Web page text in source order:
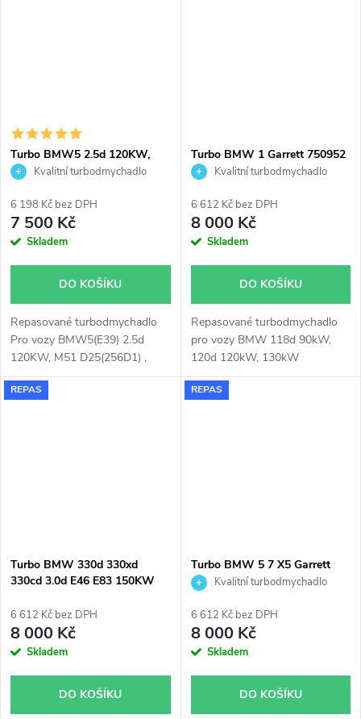
Turbo BMW5 2.5d 120KW,
Opel Omega 2.5DTI 110KW
Kvalitní turbodmychadlo
6 198 Kč bez DPH
7 500 Kč
Skladem
DO KOŠÍKU
Repasované turbodmychadlo
Pro vozy BMW5(E39) 2.5d
120KW, M51 D25(256D1) ,
Opel Omega 2.5DTI 120KW, Y
25 DT
Turbo BMW 1 Garrett 750952
Kvalitní turbodmychadlo
6 612 Kč bez DPH
8 000 Kč
Skladem
DO KOŠÍKU
Repasované turbodmychadlo
pro vozy BMW 118d 90kW,
120d 120kW, 130kW
REPAS
Turbo BMW 330d 330xd
330cd 3.0d E46 E83 150KW
6 612 Kč bez DPH
8 000 Kč
Skladem
DO KOŠÍKU
REPAS
Turbo BMW 5 7 X5 Garrett
742730Kvalitní turbodmychadlo
6 612 Kč bez DPH
8 000 Kč
Skladem
DO KOŠÍKU